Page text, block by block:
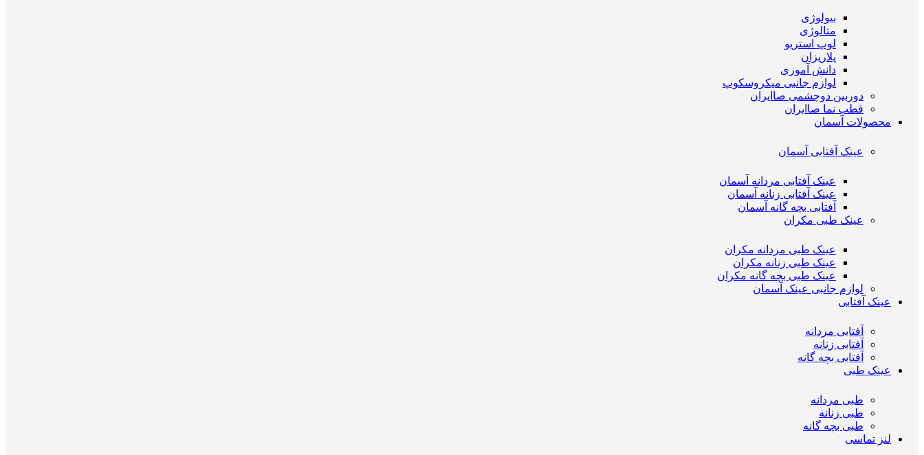
بیولوژی
متالوژی
لوپ استریو
پلاریزان
دانش آموزی
لوازم جانبی میکروسکوپ
دوربین دوچشمی صاایران
قطب نما صاایران
محصولات آسمان
عینک آفتابی آسمان
عینک آفتابی مردانه آسمان
عینک آفتابی زنانه آسمان
آفتابی بچه گانه آسمان
عینک طبی مکران
عینک طبی مردانه مکران
عینک طبی زنانه مکران
عینک طبی بچه گانه مکران
لوازم جانبی عینک آسمان
عینک آفتابی
آفتابی مردانه
آفتابی زنانه
آفتابی بچه گانه
عینک طبی
طبی مردانه
طبی زنانه
طبی بچه گانه
لنز تماسی